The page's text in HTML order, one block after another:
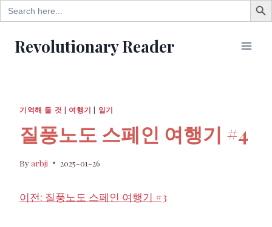
Search
for:
Revolutionary Reader
기억해 둘 것 | 여행기 | 일기
질풍노도 스페인 여행기 #4
Byarbji 2025-01-26
이전: 질풍노도 스페인 여행기 #3